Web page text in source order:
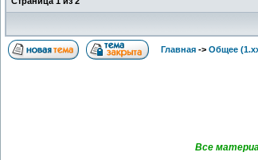
Главная -> Общее
Все